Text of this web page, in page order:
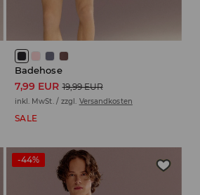
Badehose
7,99 EUR 19,99 EUR
inkl. MwSt. / zzgl. Versandkosten
SALE
-44%